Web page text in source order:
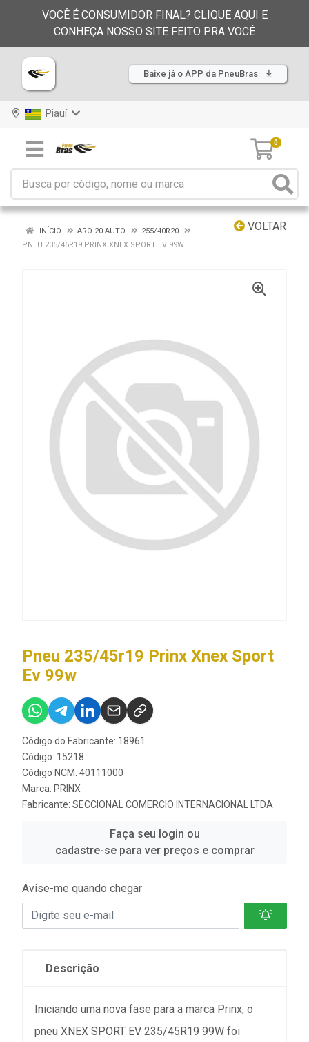
VOCÊ É CONSUMIDOR FINAL? CLIQUE AQUI E
CONHEÇA NOSSO SITE FEITO PRA VOCÊ
Baixe já o APP da PneuBras
Piauí
0
VOLTAR
INÍCIO ARO 20 AUTO
255/40R20
PNEU 235/45R19 PRINX XNEX SPORT EV 99W
Pneu 235/45r19 Prinx Xnex Sport
Ev 99w
Código do Fabricante: 18961
Código: 15218
Código NCM: 40111000
Marca: PRINX
Fabricante: SECCIONAL COMERCIO INTERNACIONAL LTDA
Faça seu login ou
cadastre-se para ver preços e comprar
Avise-me quando chegar
Descrição
Iniciando uma nova fase para a marca Prinx, o
pneu XNEX SPORT EV 235/45R19 99W foi